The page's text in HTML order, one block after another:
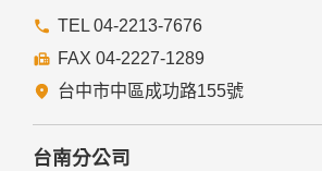
TEL 04-2213-7676
FAX 04-2227-1289
台中市中區成功路155號
台南分公司